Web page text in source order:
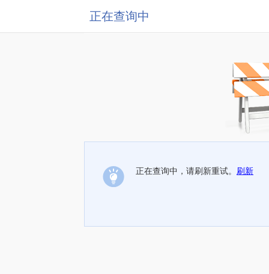
正在查询中
正在查询中，请刷新重试。 刷新